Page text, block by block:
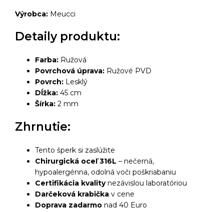
Výrobca: Meucci
Detaily produktu:
Farba: Ružová
Povrchová úprava: Ružové PVD
Povrch: Lesklý
Dĺžka: 45 cm
Šírka: 2 mm
Zhrnutie:
Tento šperk si zaslúžite
Chirurgická oceľ 316L – nečerná,
hypoalergénna, odolná voči poškriabaniu
Certifikácia kvalitynezávislou laboratóriou
Darčeková krabička v cene
Doprava zadarmo nad 40 Euro